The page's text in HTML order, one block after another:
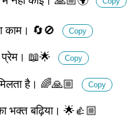
काम। 🔄🚫 Copy
प्रेम। 📖🌟 Copy
है। 🌈🙏🏼 Copy
भक्त बढ़िया। 🌟👍🏼